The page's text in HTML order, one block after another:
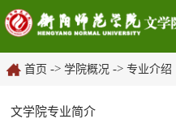
首页 -> 学院概况 -> 专业介绍
文学院专业简介